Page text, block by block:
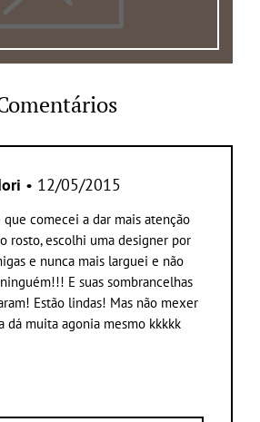
• 12/05/2015
comecei a dar mais atenção
rosto, escolhi uma designer por
e nunca mais larguei e não
E suas sombrancelhas
Estão lindas! Mas não mexer
dá muita agonia mesmo kkkkk